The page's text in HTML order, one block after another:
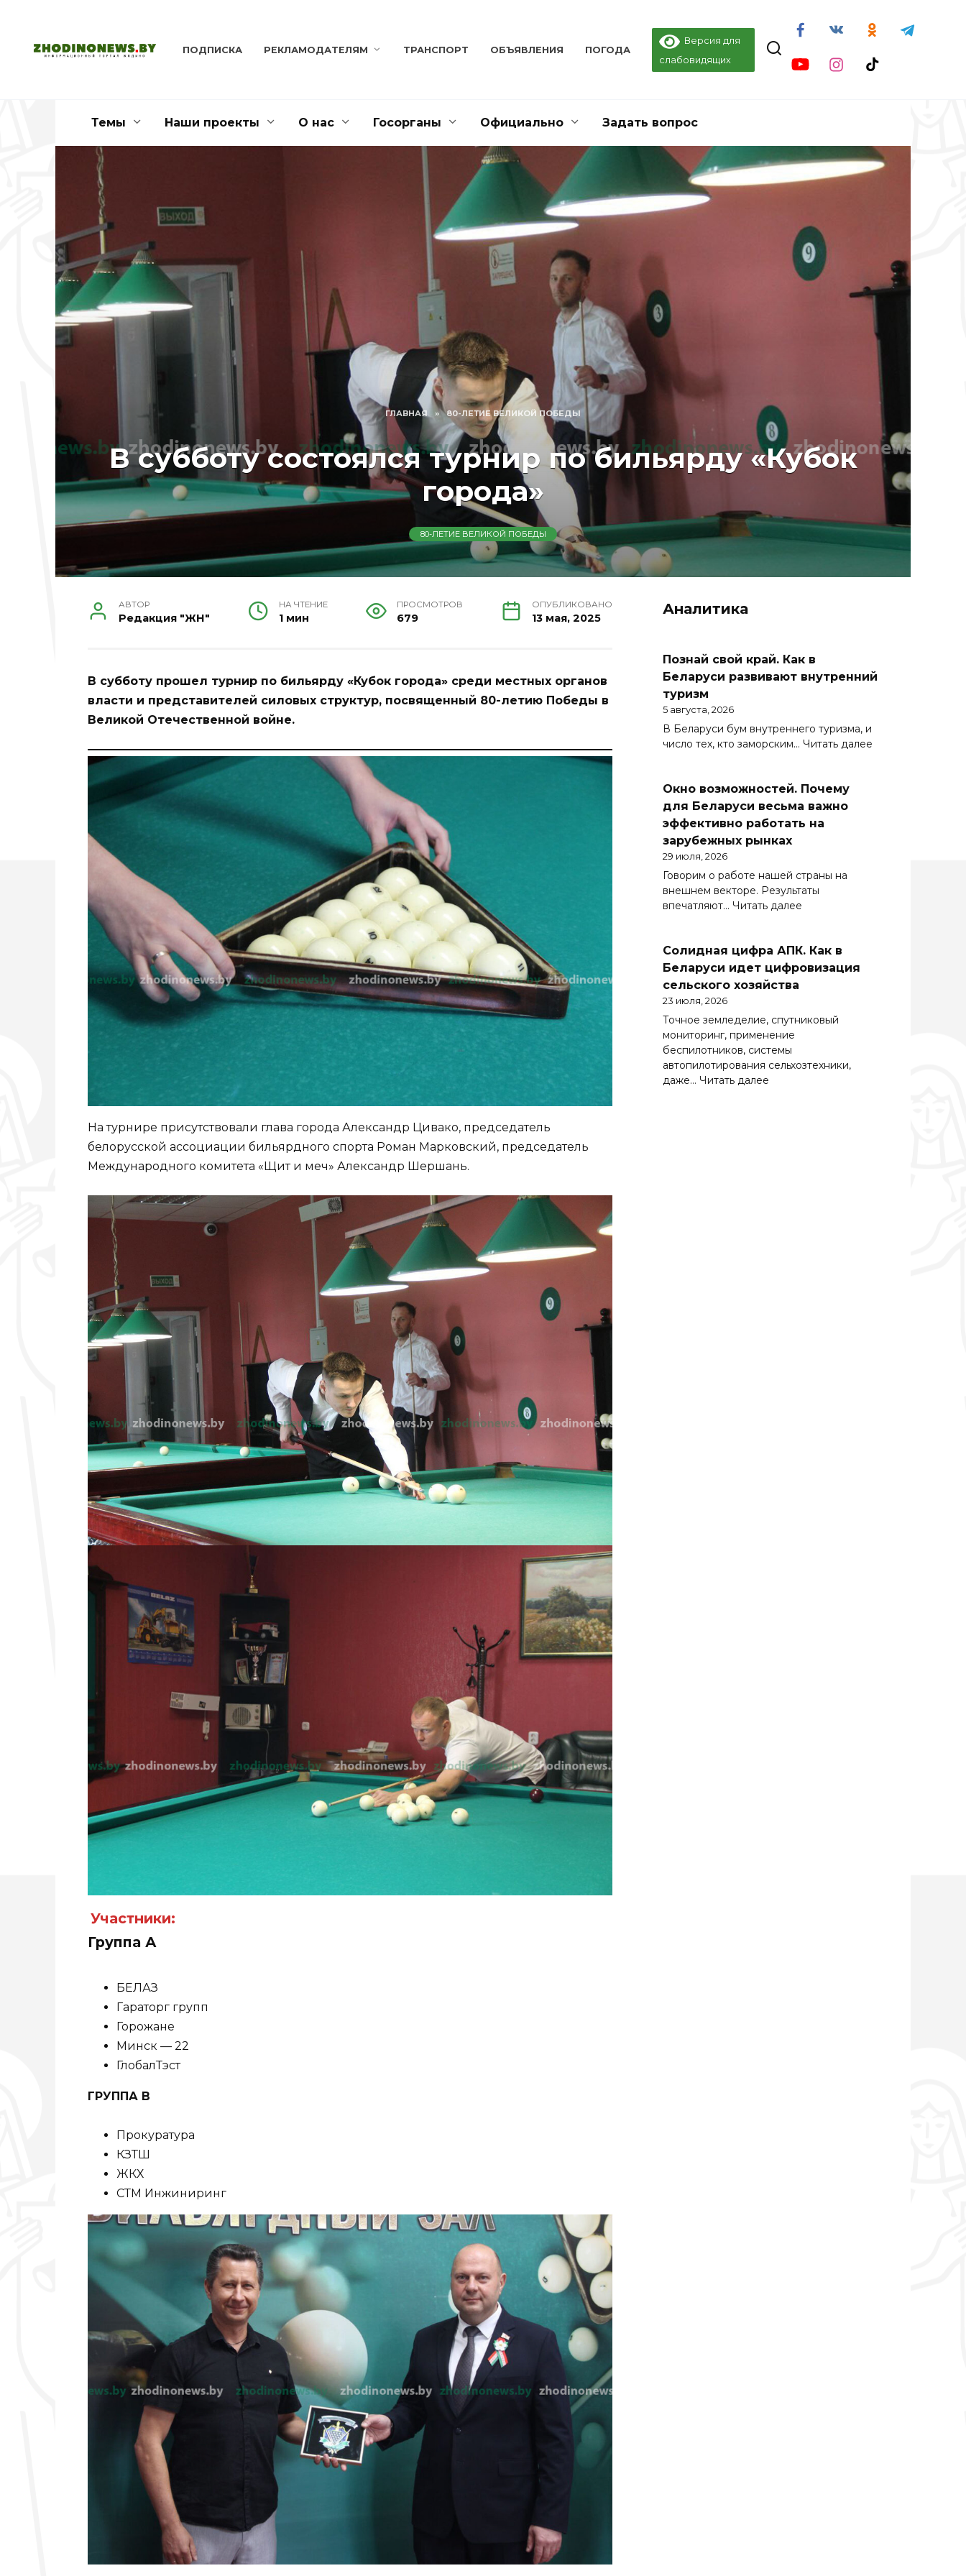
содержанию
ПОДПИСКА РЕКЛАМОДАТЕЛЯМ ТРАНСПОРТ ОБЪЯВЛЕНИЯ ПОГОДА
Версия для
слабовидящих
Темы Наши проекты О нас Госорганы Официально Задать вопрос
ГЛАВНАЯ » 80-ЛЕТИЕ ВЕЛИКОЙ ПОБЕДЫ
В субботу состоялся турнир по бильярду «Кубок
города»
80-ЛЕТИЕ ВЕЛИКОЙ ПОБЕДЫ
АВТОР
Редакция "ЖН"
НА ЧТЕНИЕ
1 мин
ПРОСМОТРОВ
679
ОПУБЛИКОВАНО
13 мая, 2025
В субботу прошел турнир по бильярду «Кубок города» среди местных органов
власти и представителей силовых структур, посвященный 80-летию Победы в
Великой Отечественной войне.
На турнире присутствовали глава города Александр Цивако, председатель
белорусской ассоциации бильярдного спорта Роман Марковский, председатель
Международного комитета «Щит и меч» Александр Шершань.
Участники:
Группа А
БЕЛАЗ
Гараторг групп
Горожане
Минск — 22
ГлобалТэст
ГРУППА В
Прокуратура
КЗТШ
ЖКХ
СТМ Инжиниринг
Аналитика
Познай свой край. Как в
Беларуси развивают внутренний
туризм
5 августа, 2026
В Беларуси бум внутреннего туризма, и
число тех, кто заморским… Читать далее
Окно возможностей. Почему
для Беларуси весьма важно
эффективно работать на
зарубежных рынках
29 июля, 2026
Говорим о работе нашей страны на
внешнем векторе. Результаты
впечатляют… Читать далее
Почему
для
эффективно
зарубежных
Солидная цифра АПК. Как в
Беларуси идет цифровизация
сельского хозяйства
23 июля, 2026
Точное земледелие, спутниковый
мониторинг, применение
беспилотников, системы
автопилотирования сельхозтехники,
даже… Читать далее